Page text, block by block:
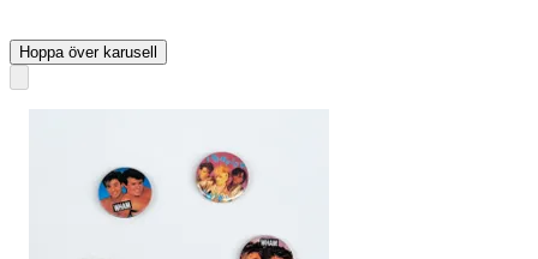
Hoppa över karusell